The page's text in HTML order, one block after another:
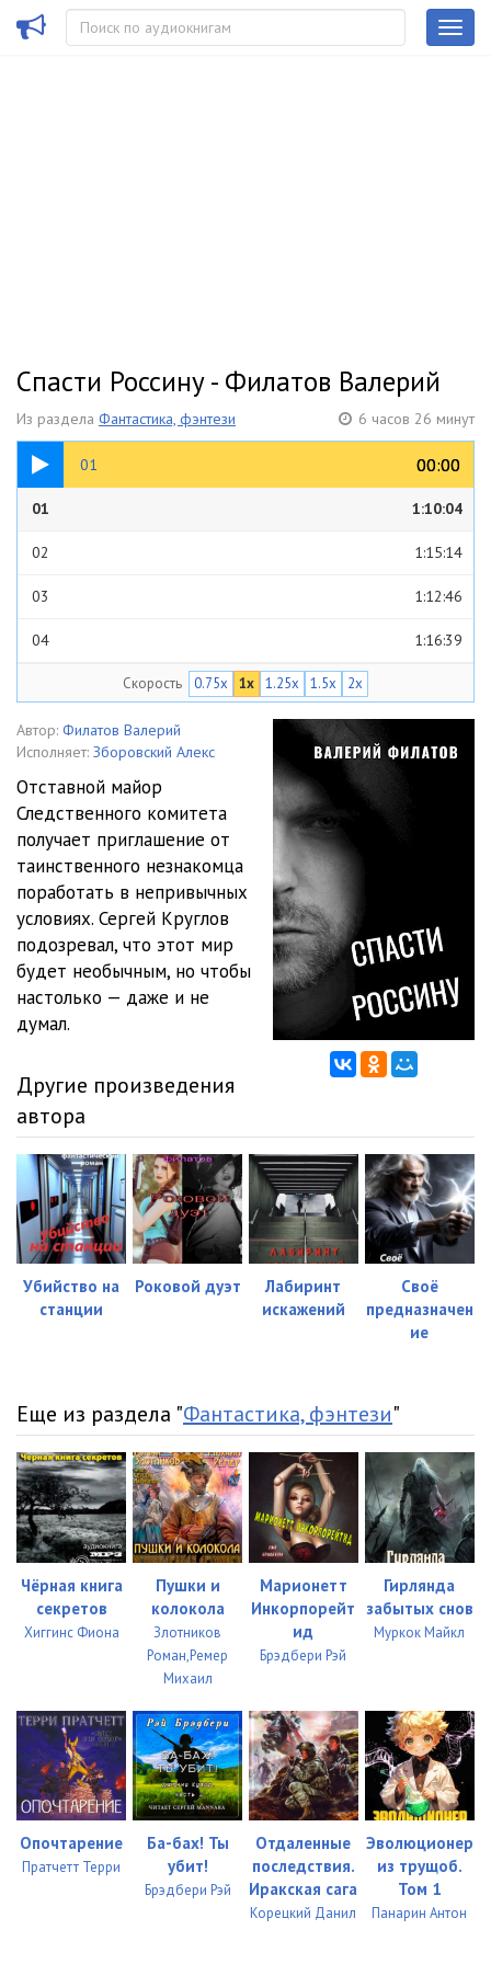
Спасти Россину - Филатов Валерий
Из раздела Фантастика, фэнтези 6 часов 26 минут
01 00:00
00:00
1:10:04
01 1:10:04
02 1:15:14
03 1:12:46
04 1:16:39
Скорость 0.75x 1x 1.25x 1.5x 2x
Автор: Филатов Валерий
Исполняет: Зборовский Алекс
Отставной майор
Следственного комитета
получает приглашение от
таинственного незнакомца
поработать в непривычных
условиях. Сергей Круглов
подозревал, что этот мир
будет необычным, но чтобы
настолько — даже и не
думал.
Другие произведения
автора
Убийство на
станции
Роковой дуэт
Лабиринт
искажений
Своё
предназначен
ие
Еще из раздела "Фантастика, фэнтези"
Чёрная книга
секретов
Хиггинс Фиона
Пушки и
колокола
Злотников
Роман,Ремер
Михаил
Марионетт
Инкорпорейт
ид
Брэдбери Рэй
Гирлянда
забытых снов
Муркок Майкл
Опочтарение
Пратчетт Терри
Ба-бах! Ты
убит!
Брэдбери Рэй
Отдаленные
последствия.
Иракская сага
Корецкий Данил
Эволюционер
из трущоб.
Том 1
Панарин Антон